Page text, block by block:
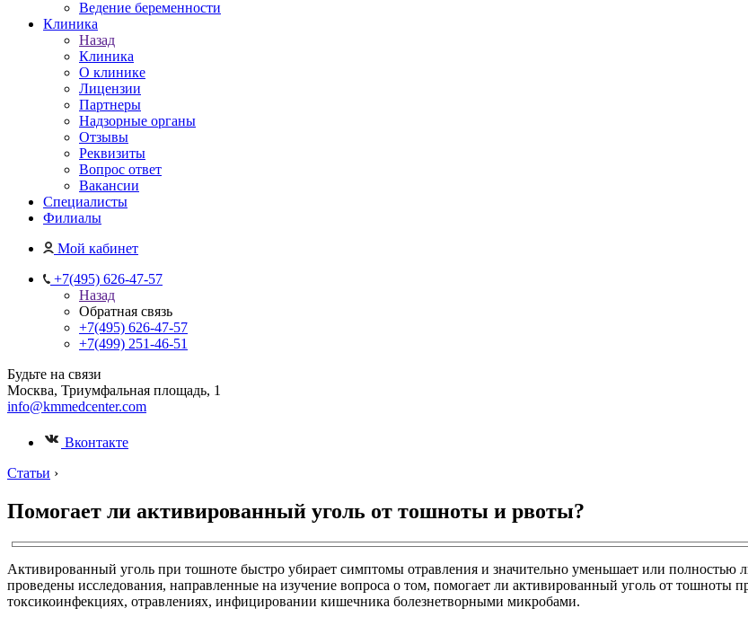
Ведение беременности
Клиника
Назад
Клиника
О клинике
Лицензии
Партнеры
Надзорные органы
Отзывы
Реквизиты
Вопрос ответ
Вакансии
Специалисты
Филиалы
Мой кабинет
+7(495) 626-47-57
Назад
Обратная связь
+7(495) 626-47-57
+7(499) 251-46-51
Будьте на связи
Москва, Триумфальная площадь, 1
info@kmmedcenter.com
Вконтакте
Статьи ›
Помогает ли активированный уголь от тошноты и рвоты?
Активированный уголь при тошноте быстро убирает симптомы отравления и значительно уменьшает или
проведены исследования, направленные на изучение вопроса о том, помогает ли активированный уголь от тошноты
токсикоинфекциях, отравлениях, инфицировании кишечника болезнетворными микробами.